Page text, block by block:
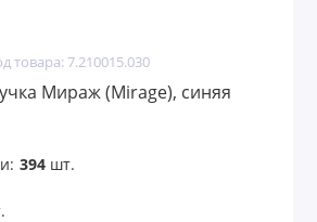
товара: 7.210015.030
Мираж (Mirage), синяя
394шт.